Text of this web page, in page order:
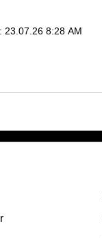
23.07.26 8:28 AM